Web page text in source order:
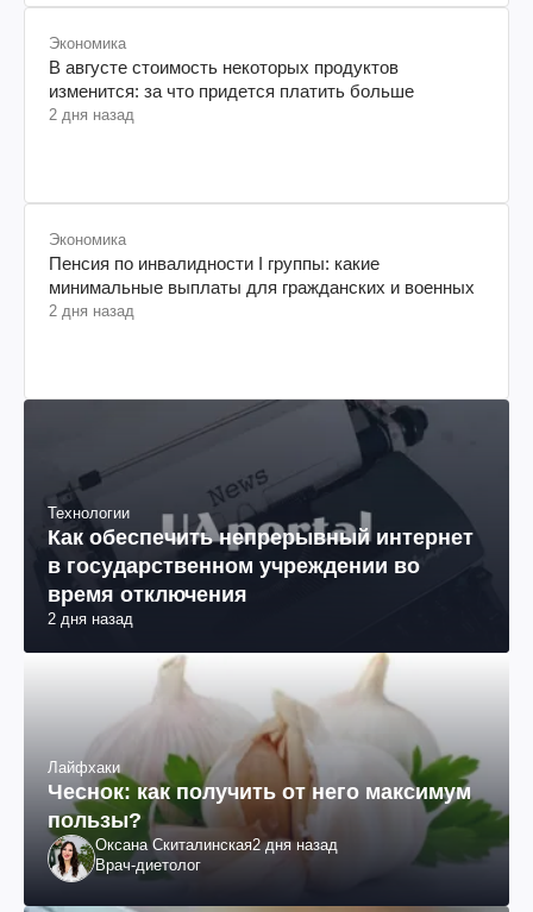
Экономика
В августе стоимость некоторых продуктов
изменится: за что придется платить больше
2 дня назад
Экономика
Пенсия по инвалидности I группы: какие
минимальные выплаты для гражданских и военных
2 дня назад
Технологии
Как обеспечить непрерывный интернет
в государственном учреждении во
время отключения
2 дня назад
Лайфхаки
Чеснок: как получить от него максимум
пользы?
Оксана Скиталинская2 дня назад
Врач-диетолог